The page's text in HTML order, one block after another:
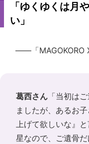
「ゆくゆくは月
い」
――「MAGOKORO
葛西さん 「当初は
ましたが、あるお
上げて欲しいな』
星なので、ご遺骨